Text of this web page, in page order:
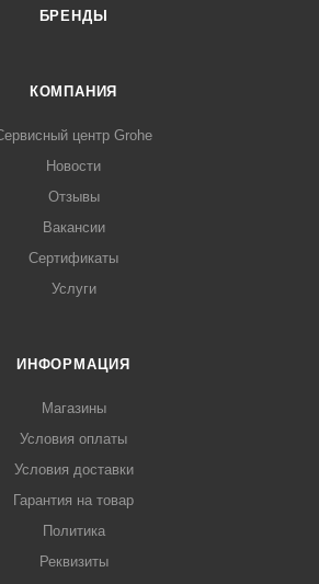
БРЕНДЫ
КОМПАНИЯ
центр Grohe
Новости
Отзывы
Вакансии
Сертификаты
Услуги
ИНФОРМАЦИЯ
Магазины
Условия оплаты
Условия доставки
Гарантия на товар
Политика
Реквизиты